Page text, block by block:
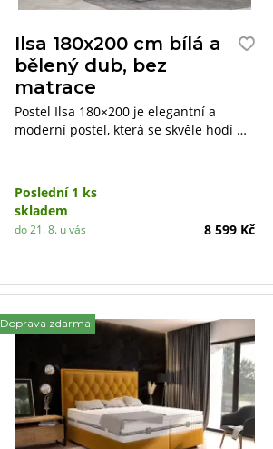
Ilsa 180x200 cm bílá a
bělený dub, bez
matrace
Postel Ilsa 180×200 je elegantní a
moderní postel, která se skvěle hodí do
i náročné zákazníky.
Poslední 1 ks
skladem
do 21. 8. u vás 8 599 Kč
Doprava zdarma